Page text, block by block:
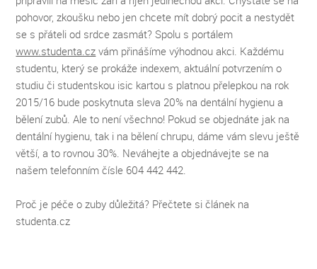
pohovor, zkoušku nebo jen chcete mít dobrý pocit a nestydět
se s přáteli od srdce zasmát? Spolu s portálem
www.studenta.cz vám přinášíme výhodnou akci. Každému
studentu, který se prokáže indexem, aktuální potvrzením o
studiu či studentskou isic kartou s platnou přelepkou na rok
2015/16 bude poskytnuta sleva 20% na dentální hygienu a
bělení zubů. Ale to není všechno! Pokud se objednáte jak na
dentální hygienu, tak i na bělení chrupu, dáme vám slevu ještě
větší, a to rovnou 30%. Neváhejte a objednávejte se na
našem telefonním čísle 604 442 442.
Proč je péče o zuby důležitá? Přečtete si článek na
studenta.cz